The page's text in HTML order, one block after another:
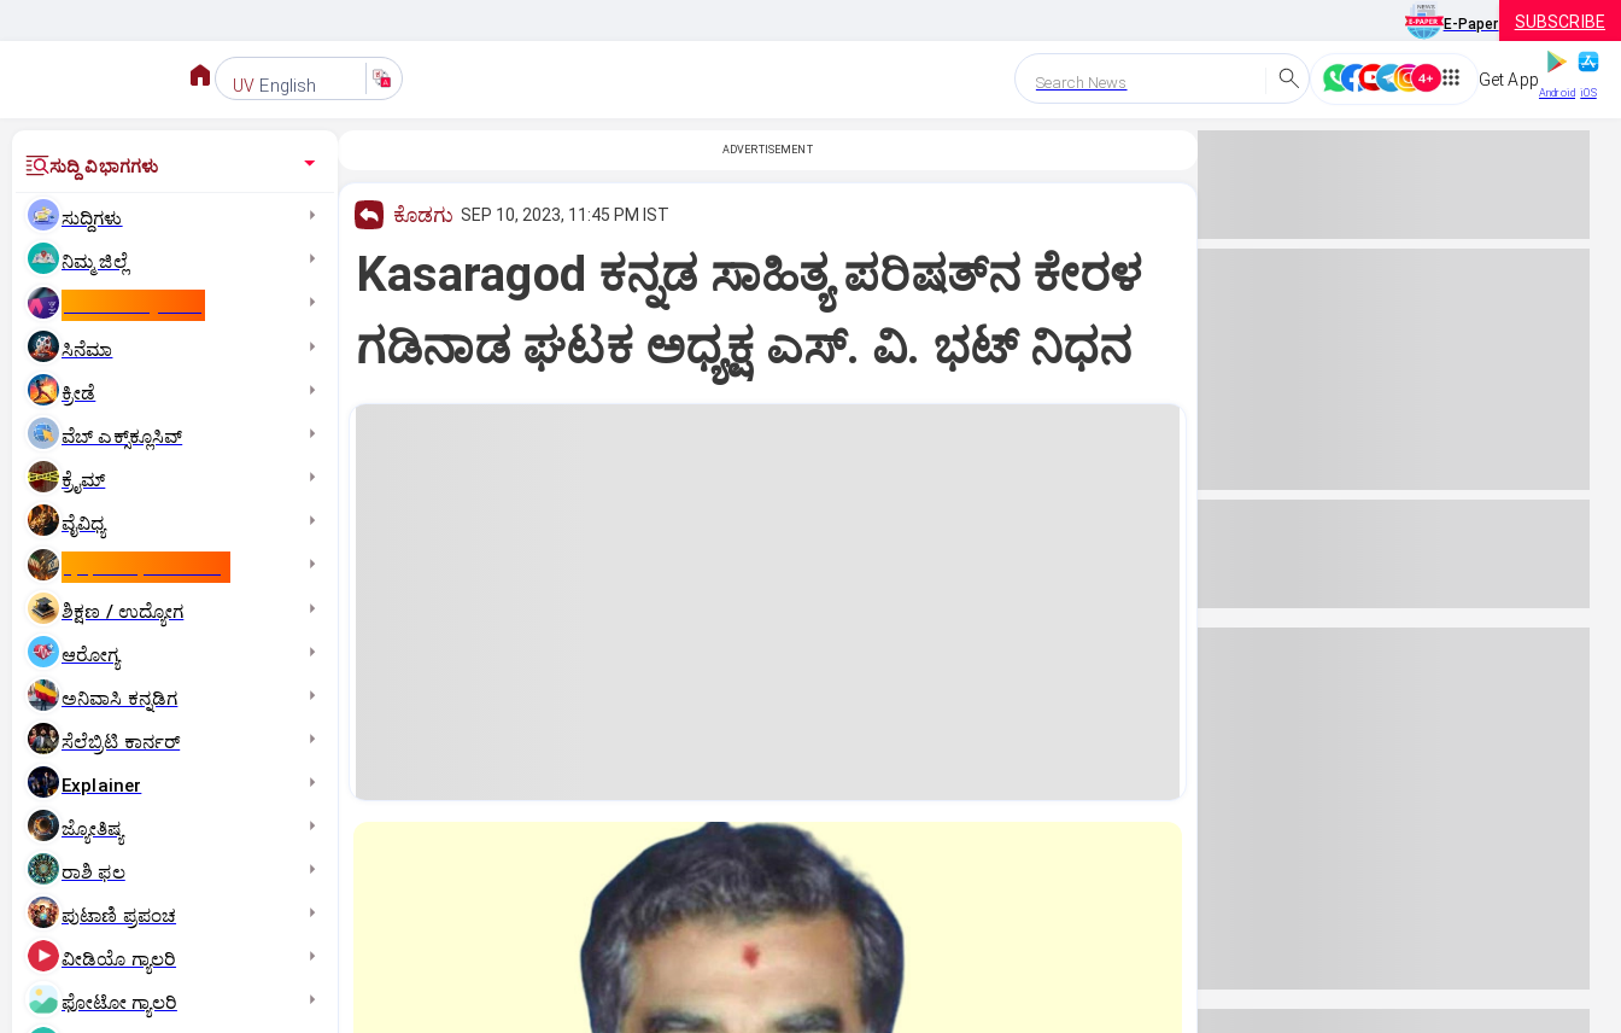
E-Paper SUBSCRIBE
UV English Search News Get App
Android iOS
ಸುದ್ದಿ ವಿಭಾಗಗಳು
ಸುದ್ದಿಗಳು
ನಿಮ್ಮ ಜಿಲ್ಲೆ
ಸಿನೆಮಾ
ಕ್ರೀಡೆ
ವೆಬ್ ಎಕ್ಸ್‌ಕ್ಲೂಸಿವ್
ಕ್ರೈಮ್
ವೈವಿಧ್ಯ
ಶಿಕ್ಷಣ / ಉದ್ಯೋಗ
ಆರೋಗ್ಯ
ಅನಿವಾಸಿ ಕನ್ನಡಿಗ
ಸೆಲೆಬ್ರಿಟಿ ಕಾರ್ನರ್‌
Explainer
ಜ್ಯೋತಿಷ್ಯ
ರಾಶಿ ಫಲ
ಪುಟಾಣಿ ಪ್ರಪಂಚ
ವೀಡಿಯೊ ಗ್ಯಾಲರಿ
ಫೋಟೋ ಗ್ಯಾಲರಿ
ADVERTISEMENT
ಕೊಡಗು SEP 10, 2023, 11:45 PM IST
Kasaragod ಕನ್ನಡ ಸಾಹಿತ್ಯ ಪರಿಷತ್‌ನ ಕೇರಳ
ಗಡಿನಾಡ ಘಟಕ ಅಧ್ಯಕ್ಷ ಎಸ್‌. ವಿ. ಭಟ್‌ ನಿಧನ